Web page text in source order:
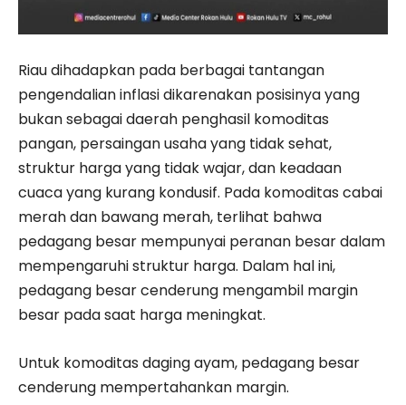
Riau dihadapkan pada berbagai tantangan
pengendalian inflasi dikarenakan posisinya yang
bukan sebagai daerah penghasil komoditas
pangan, persaingan usaha yang tidak sehat,
struktur harga yang tidak wajar, dan keadaan
cuaca yang kurang kondusif. Pada komoditas cabai
merah dan bawang merah, terlihat bahwa
pedagang besar mempunyai peranan besar dalam
mempengaruhi struktur harga. Dalam hal ini,
pedagang besar cenderung mengambil margin
besar pada saat harga meningkat.
Untuk komoditas daging ayam, pedagang besar
cenderung mempertahankan margin.